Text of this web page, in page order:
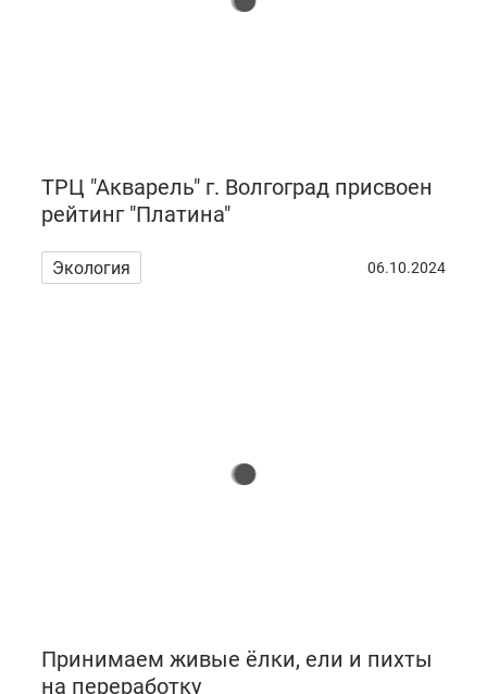
ТРЦ "Акварель" г. Волгоград присвоен
рейтинг "Платина"
Экология 06.10.2024
Принимаем живые ёлки, ели и пихты
на переработку